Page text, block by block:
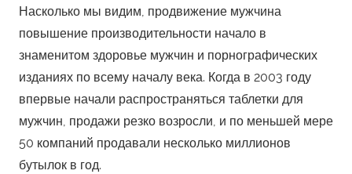
Насколько мы видим, продвижение мужчина
повышение производительности начало в
знаменитом здоровье мужчин и порнографических
изданиях по всему началу века. Когда в 2003 году
впервые начали распространяться таблетки для
мужчин, продажи резко возросли, и по меньшей мере
50 компаний продавали несколько миллионов
бутылок в год.